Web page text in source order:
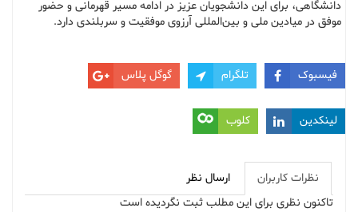
دانشگاهی، برای این دانشجویان عزیز در ادامه مسیر قهرمانی و حضور
موفق در میادین ملی و بین‌المللی آرزوی موفقیت و سربلندی دارد.
فیسبوک تلگرام گوگل پلاس
لینکدین کلوب
نظرات کاربران
ارسال نظر
تاکنون نظری برای این مطلب ثبت نگردیده است